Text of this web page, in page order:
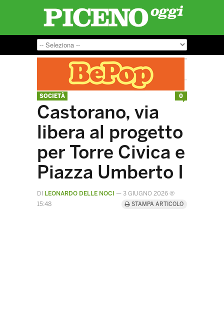
SOCIETÀ
Castorano, via
libera al progetto
per Torre Civica e
Piazza Umberto I
DI LEONARDO DELLE NOCI — 3 GIUGNO 2026 @
15:48
STAMPA ARTICOLO
0